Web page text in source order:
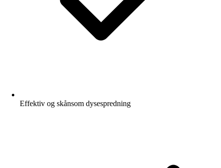
Effektiv og skånsom dysespredning